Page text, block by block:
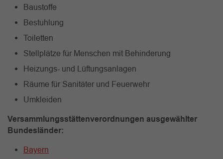
Baustoffe
Bestuhlung
Toiletten
Stellplätze für Menschen mit Behinderung
Heizungs- und Lüftungsanlagen
Räume für Sanitäter und Feuerwehr
Umkleiden
Versammlungsstättenverordnungen ausgewählter
Bundesländer:
Bayern